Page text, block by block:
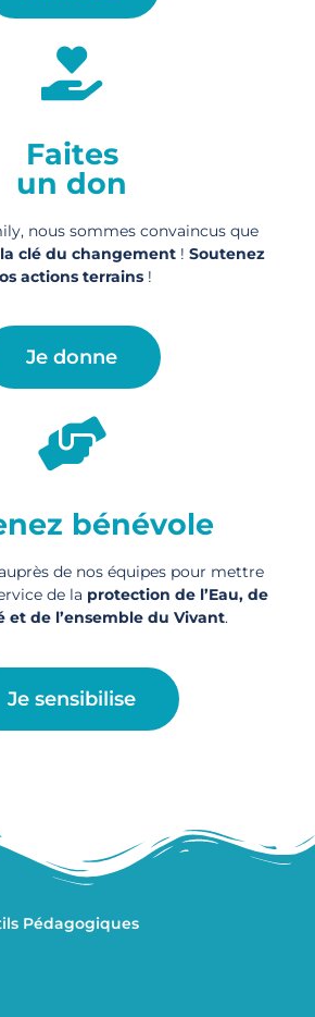
Faites
un don
nous sommes convaincus que
clé du changement ! Soutenez
actions terrains!
Je donne
bénévole
de nos équipes pour mettre
de la protection de l’Eau, de
et de l’ensemble du Vivant.
Je sensibilise
Pédagogiques